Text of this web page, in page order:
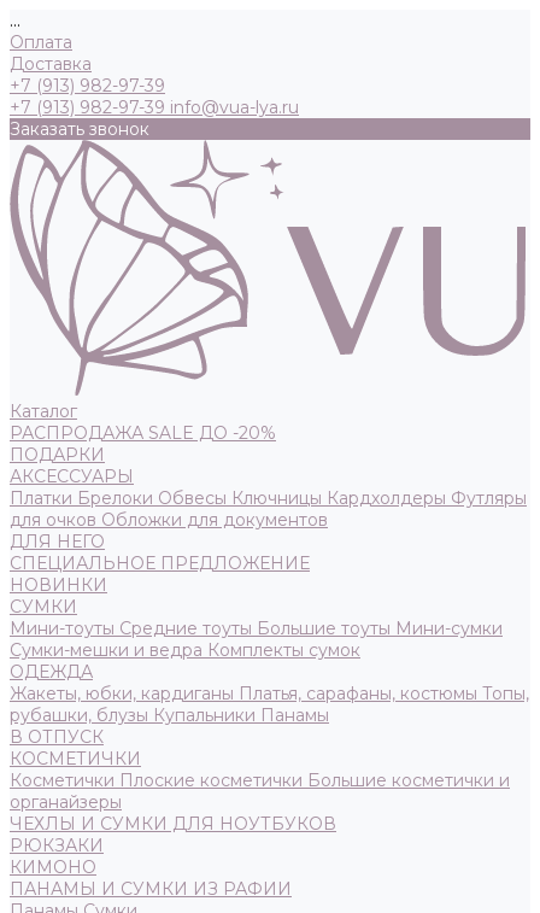
...
Оплата
Доставка
+7 (913) 982-97-39
+7 (913) 982-97-39 info@vua-lya.ru
Заказать звонок
Каталог
РАСПРОДАЖА SALE ДО -20%
ПОДАРКИ
АКСЕССУАРЫ
Платки Брелоки Обвесы Ключницы Кардхолдеры Футляры
для очков Обложки для документов
ДЛЯ НЕГО
СПЕЦИАЛЬНОЕ ПРЕДЛОЖЕНИЕ
НОВИНКИ
СУМКИ
Мини-тоуты Средние тоуты Большие тоуты Мини-сумки
Сумки-мешки и ведра Комплекты сумок
ОДЕЖДА
Жакеты, юбки, кардиганы Платья, сарафаны, костюмы Топы,
рубашки, блузы Купальники Панамы
В ОТПУСК
КОСМЕТИЧКИ
Косметички Плоские косметички Большие косметички и
органайзеры
ЧЕХЛЫ И СУМКИ ДЛЯ НОУТБУКОВ
РЮКЗАКИ
КИМОНО
ПАНАМЫ И СУМКИ ИЗ РАФИИ